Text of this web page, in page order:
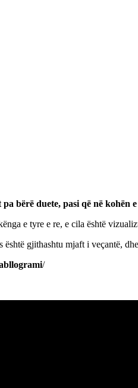
bërë duete, pasi që në
e tyre e re, e cila është
gjithashtu mjaft i veçantë,
/